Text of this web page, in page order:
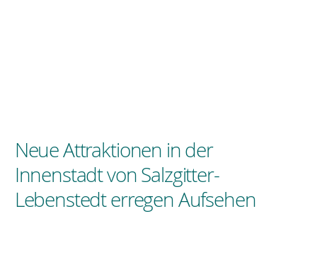
Neue Attraktionen in der
Innenstadt von Salzgitter-
Lebenstedt erregen Aufsehen